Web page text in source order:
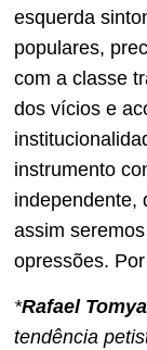
esquerda
populares,
com a classe
dos vícios e
instrumento
independente,
assim
opressões.
*Rafael
tendência